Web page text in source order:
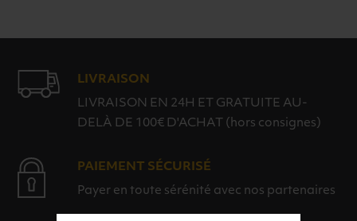
LIVRAISON
LIVRAISON EN 24H ET GRATUITE AU-
DELÀ DE 100€ D'ACHAT (hors consignes)
PAIEMENT SÉCURISÉ
Payer en toute sérénité avec nos partenaires